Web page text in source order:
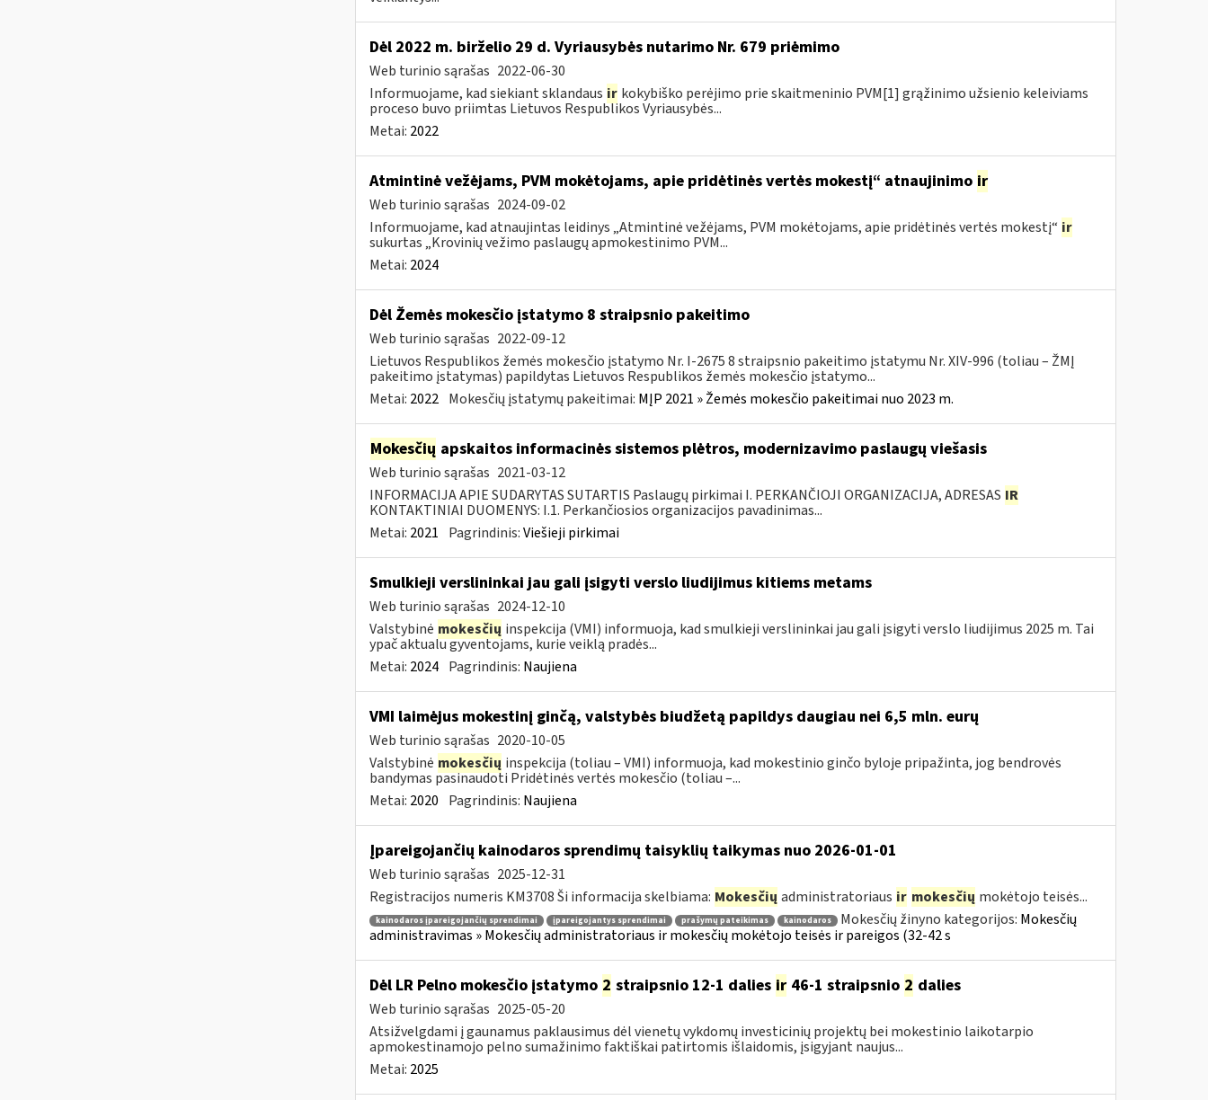
Dėl 2022 m. birželio 29 d. Vyriausybės nutarimo Nr. 679 priėmimo
Web turinio sąrašas 2022-06-30
Informuojame, kad siekiant sklandaus ir kokybiško perėjimo prie skaitmeninio PVM[1] grąžinimo užsienio keleiviams
proceso buvo priimtas Lietuvos Respublikos Vyriausybės...
Metai: 2022
Atmintinė vežėjams, PVM mokėtojams, apie pridėtinės vertės mokestį“ atnaujinimo ir
Web turinio sąrašas 2024-09-02
Informuojame, kad atnaujintas leidinys „Atmintinė vežėjams, PVM mokėtojams, apie pridėtinės vertės mokestį“ ir
sukurtas „Krovinių vežimo paslaugų apmokestinimo PVM...
Metai: 2024
Dėl Žemės mokesčio įstatymo 8 straipsnio pakeitimo
Web turinio sąrašas 2022-09-12
Lietuvos Respublikos žemės mokesčio įstatymo Nr. I-2675 8 straipsnio pakeitimo įstatymu Nr. XIV-996 (toliau – ŽMĮ
pakeitimo įstatymas) papildytas Lietuvos Respublikos žemės mokesčio įstatymo...
Metai: 2022 Mokesčių įstatymų pakeitimai: MĮP 2021 » Žemės mokesčio pakeitimai nuo 2023 m.
Mokesčių apskaitos informacinės sistemos plėtros, modernizavimo paslaugų viešasis
Web turinio sąrašas 2021-03-12
INFORMACIJA APIE SUDARYTAS SUTARTIS Paslaugų pirkimai I. PERKANČIOJI ORGANIZACIJA, ADRESAS IR
KONTAKTINIAI DUOMENYS: I.1. Perkančiosios organizacijos pavadinimas...
Metai: 2021 Pagrindinis:Viešieji pirkimai
Smulkieji verslininkai jau gali įsigyti verslo liudijimus kitiems metams
Web turinio sąrašas 2024-12-10
Valstybinė mokesčių inspekcija (VMI) informuoja, kad smulkieji verslininkai jau gali įsigyti verslo liudijimus 2025 m. Tai
ypač aktualu gyventojams, kurie veiklą pradės...
Metai: 2024 Pagrindinis: Naujiena
VMI laimėjus mokestinį ginčą, valstybės biudžetą papildys daugiau nei 6,5 mln. eurų
Web turinio sąrašas 2020-10-05
Valstybinė mokesčių inspekcija (toliau – VMI) informuoja, kad mokestinio ginčo byloje pripažinta, jog bendrovės
bandymas pasinaudoti Pridėtinės vertės mokesčio (toliau –...
Metai: 2020 Pagrindinis: Naujiena
Įpareigojančių kainodaros sprendimų taisyklių taikymas nuo 2026-01-01
Web turinio sąrašas 2025-12-31
Registracijos numeris KM3708 Ši informacija skelbiama: Mokesčių administratoriaus ir mokesčių mokėtojo teisės...
kainodaros įpareigojančių sprendimai įpareigojantys sprendimai prašymų pateikimas kainodaros Mokesčių žinyno kategorijos: Mokesčių
administravimas » Mokesčių administratoriaus ir mokesčių mokėtojo teisės ir pareigos (32-42 s
Dėl LR Pelno mokesčio įstatymo 2 straipsnio 12-1 dalies ir46-1 straipsnio 2 dalies
Web turinio sąrašas 2025-05-20
Atsižvelgdami į gaunamus paklausimus dėl vienetų vykdomų investicinių projektų bei mokestinio laikotarpio
apmokestinamojo pelno sumažinimo faktiškai patirtomis išlaidomis, įsigyjant naujus...
Metai: 2025